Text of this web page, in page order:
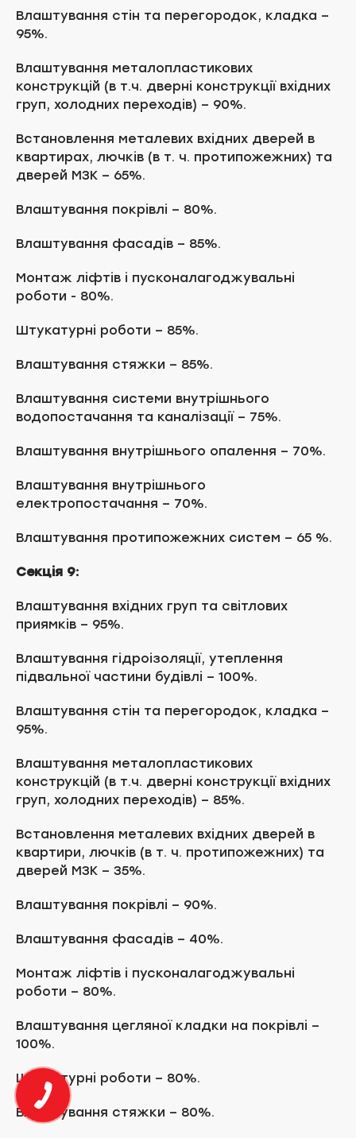
Влаштування стін та перегородок, кладка –
95%.
Влаштування металопластикових
конструкцій (в т.ч. дверні конструкції вхідних
груп, холодних переходів) – 90%.
Встановлення металевих вхідних дверей в
квартирах, лючків (в т. ч. протипожежних) та
дверей МЗК – 65%.
Влаштування покрівлі – 80%.
Влаштування фасадів – 85%.
Монтаж ліфтів і пусконалагоджувальні
роботи - 80%.
Штукатурні роботи – 85%.
Влаштування стяжки – 85%.
Влаштування системи внутрішнього
водопостачання та каналізації – 75%.
Влаштування внутрішнього опалення – 70%.
Влаштування внутрішнього
електропостачання – 70%.
Влаштування протипожежних систем – 65 %.
Секція 9:
Влаштування вхідних груп та світлових
приямків – 95%.
Влаштування гідроізоляції, утеплення
підвальної частини будівлі – 100%.
Влаштування стін та перегородок, кладка –
95%.
Влаштування металопластикових
конструкцій (в т.ч. дверні конструкції вхідних
груп, холодних переходів) – 85%.
Встановлення металевих вхідних дверей в
квартири, лючків (в т. ч. протипожежних) та
дверей МЗК – 35%.
Влаштування покрівлі – 90%.
Влаштування фасадів – 40%.
Монтаж ліфтів і пусконалагоджувальні
роботи – 80%.
Влаштування цегляної кладки на покрівлі –
100%.
Штукатурні роботи – 80%.
Влаштування стяжки – 80%.